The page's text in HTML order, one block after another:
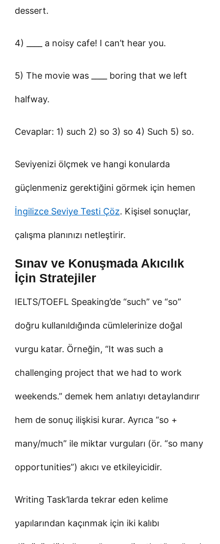
dessert.
4) ____ a noisy cafe! I can’t hear you.
5) The movie was ____ boring that we left
halfway.
Cevaplar: 1) such 2) so 3) so 4) Such 5) so.
Seviyenizi ölçmek ve hangi konularda
güçlenmeniz gerektiğini görmek için hemen
İngilizce Seviye Testi Çöz. Kişisel sonuçlar,
çalışma planınızı netleştirir.
Sınav ve Konuşmada Akıcılık
İçin Stratejiler
IELTS/TOEFL Speaking’de “such” ve “so”
doğru kullanıldığında cümlelerinize doğal
vurgu katar. Örneğin, “It was such a
challenging project that we had to work
weekends.” demek hem anlatıyı detaylandırır
hem de sonuç ilişkisi kurar. Ayrıca “so +
many/much” ile miktar vurguları (ör. “so many
opportunities”) akıcı ve etkileyicidir.
Writing Task’larda tekrar eden kelime
yapılarından kaçınmak için iki kalıbı